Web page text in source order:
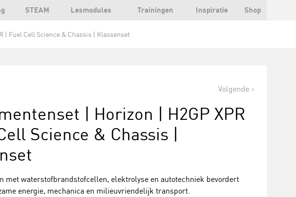
STEAM Lesmodules Trainingen Inspiratie Shop
| Fuel Cell Science & Chassis | Klassenset
Volgende
| Horizon | H2GP XPR
Science & Chassis |
met waterstofbrandstofcellen, elektrolyse en autotechniek bevordert
energie, mechanica en milieuvriendelijk transport.